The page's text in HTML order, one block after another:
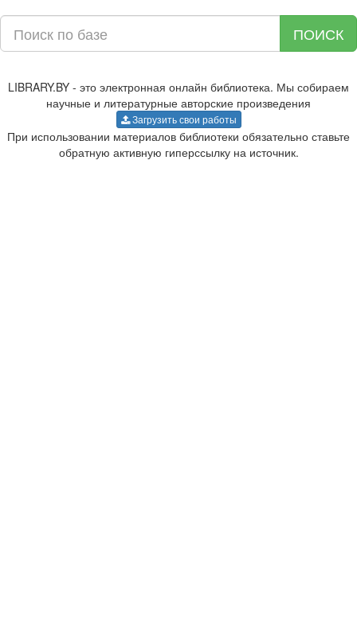
ПОИСК
LIBRARY.BY - это электронная онлайн библиотека. Мы собираем
научные и литературные авторские произведения
Загрузить свои работы
При использовании материалов библиотеки обязательно ставьте
обратную активную гиперссылку на источник.